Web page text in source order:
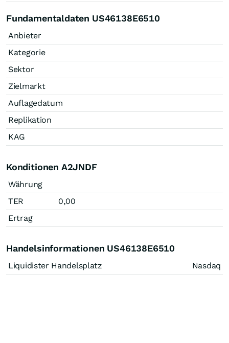
Fundamentaldaten US46138E6510
Anbieter
Kategorie
Sektor
Zielmarkt
Auflagedatum
Replikation
KAG
Konditionen A2JNDF
Währung
TER
0,00
Ertrag
Handelsinformationen US46138E6510
Liquidister Handelsplatz Nasdaq